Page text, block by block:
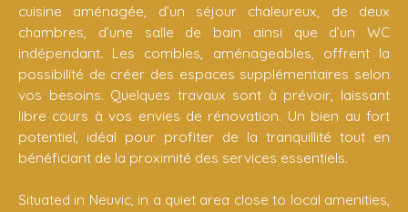
cuisine aménagée, d’un séjour chaleureux, de deux
chambres, d’une salle de bain ainsi que d’un WC
indépendant. Les combles, aménageables, offrent la
possibilité de créer des espaces supplémentaires selon
vos besoins. Quelques travaux sont à prévoir, laissant
libre cours à vos envies de rénovation. Un bien au fort
potentiel, idéal pour profiter de la tranquillité tout en
bénéficiant de la proximité des services essentiels.
Situated in Neuvic, in a quiet area close to local amenities,